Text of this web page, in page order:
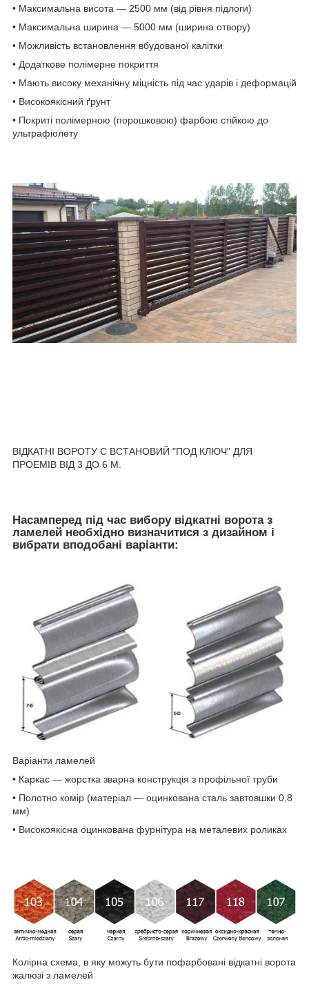
• Максимальна висота — 2500 мм (від рівня підлоги)
• Максимальна ширина — 5000 мм (ширина отвору)
• Можливість встановлення вбудованої калітки
• Додаткове полімерне покриття
• Мають високу механічну міцність під час ударів і деформацій
• Високоякісний ґрунт
• Покриті полімерною (порошковою) фарбою стійкою до
ультрафіолету
ВІДКАТНІ ВОРОТУ C ВСТАНОВИЙ "ПОД КЛЮЧ" ДЛЯ
ПРОЕМІВ ВІД 3 ДО 6 М.
Насамперед під час вибору відкатні ворота з
ламелей необхідно визначитися з дизайном і
вибрати вподобані варіанти:
Варіанти ламелей
• Каркас — жорстка зварна конструкція з профільної труби
• Полотно комір (матеріал — оцинкована сталь завтовшки 0,8
мм)
• Високоякісна оцинкована фурнітура на металевих роликах
Колірна схема, в яку можуть бути пофарбовані відкатні ворота
жалюзі з ламелей